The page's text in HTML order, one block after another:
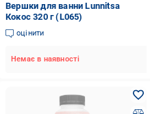
Вершки для ванни Lunnitsa
Кокос 320 г (L065)
оцінити
Немає в наявності